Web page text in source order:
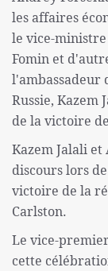
les affaires
le vice-ministre
Fomin et
l'ambassadeur
Russie,
de la victoire
Kazem Jalali
discours lors
victoire de la
Carlston.
Le vice-
cette